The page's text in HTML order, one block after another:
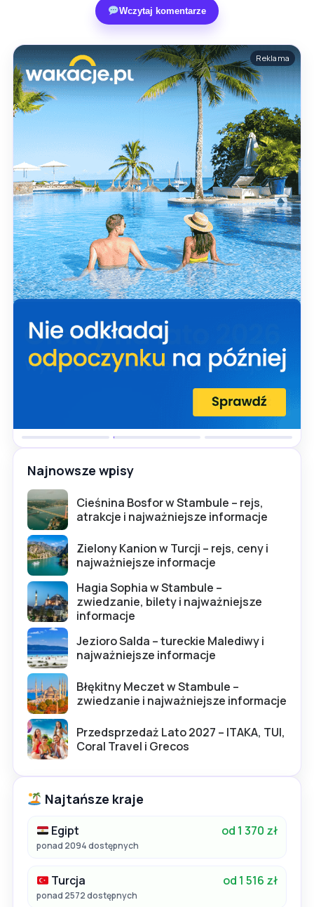
Wczytaj komentarze
Reklama
Najnowsze wpisy
Cieśnina Bosfor w Stambule – rejs,
atrakcje i najważniejsze informacje
Zielony Kanion w Turcji – rejs, ceny i
najważniejsze informacje
Hagia Sophia w Stambule –
zwiedzanie, bilety i najważniejsze
informacje
Jezioro Salda – tureckie Malediwy i
najważniejsze informacje
Błękitny Meczet w Stambule –
zwiedzanie i najważniejsze informacje
Przedsprzedaż Lato 2027 – ITAKA, TUI,
Coral Travel i Grecos
Najtańsze kraje
Egipt od 1 370 zł
ponad 2094 dostępnych
Turcja od 1 516 zł
ponad 2572 dostępnych